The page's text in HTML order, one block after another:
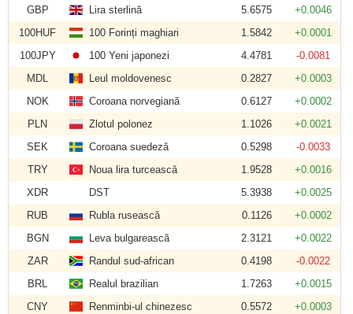
GBP
Lira sterlină 5.6575
+0.0046
100HUF
100 Forinți maghiari 1.5842
+0.0001
100JPY
100 Yeni japonezi 4.4781
-0.0081
MDL
Leul moldovenesc 0.2827
+0.0003
NOK
Coroana norvegiană 0.6127
+0.0002
PLN
Zlotul polonez 1.1026
+0.0021
SEK
Coroana suedeză 0.5298
-0.0033
TRY
Noua lira turcească 1.9528
+0.0016
XDR
DST 5.3938
+0.0025
RUB
Rubla rusească 0.1126
+0.0002
BGN
Leva bulgarească 2.3121
+0.0022
ZAR
Randul sud-african 0.4198
-0.0022
BRL
Realul brazilian 1.7263
+0.0015
CNY
Renminbi-ul chinezesc
0.5572 +0.0003